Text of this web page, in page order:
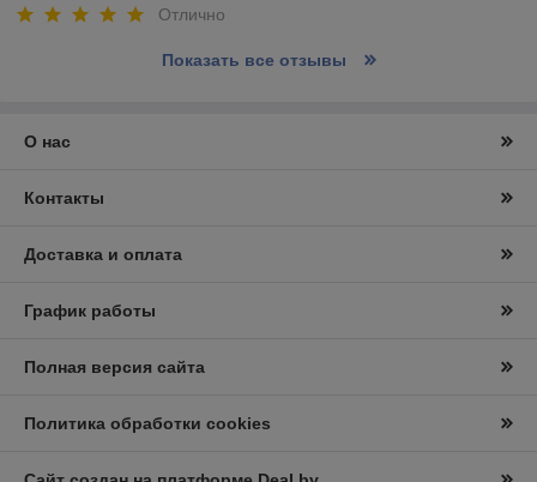
Отлично
Показать все отзывы
О нас
Контакты
Доставка и оплата
График работы
Полная версия сайта
Политика обработки cookies